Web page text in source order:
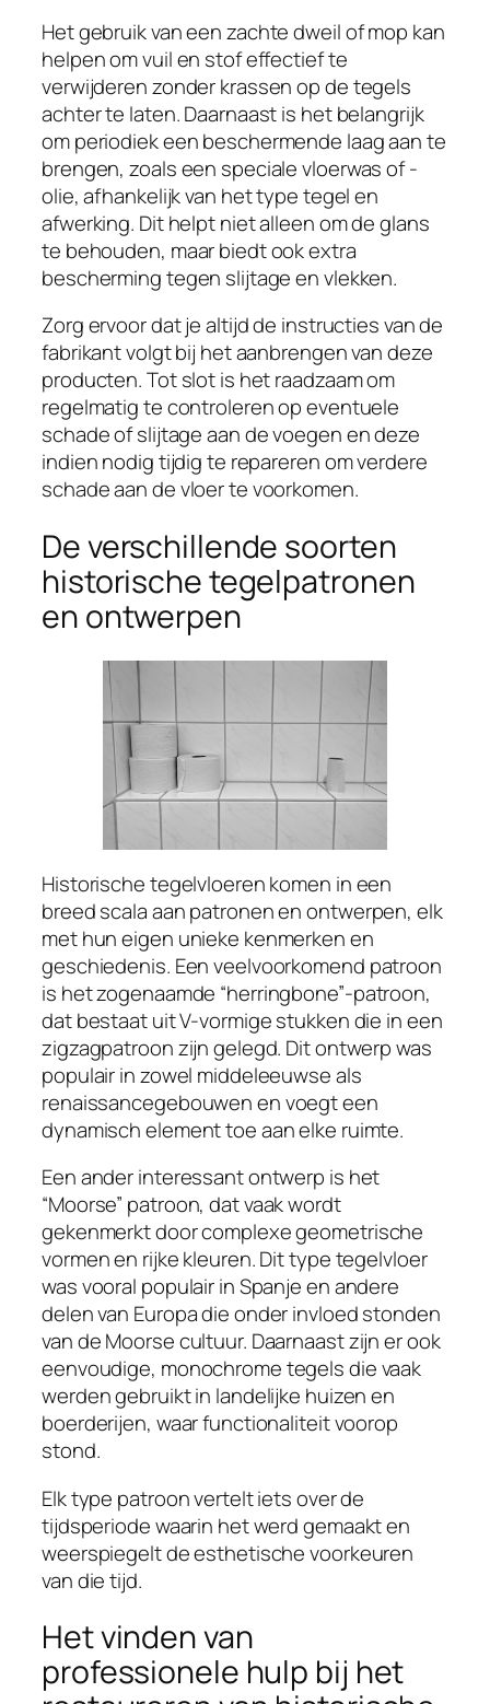
Het gebruik van een zachte dweil of mop kan
helpen om vuil en stof effectief te
verwijderen zonder krassen op de tegels
achter te laten. Daarnaast is het belangrijk
om periodiek een beschermende laag aan te
brengen, zoals een speciale vloerwas of -
olie, afhankelijk van het type tegel en
afwerking. Dit helpt niet alleen om de glans
te behouden, maar biedt ook extra
bescherming tegen slijtage en vlekken.
Zorg ervoor dat je altijd de instructies van de
fabrikant volgt bij het aanbrengen van deze
producten. Tot slot is het raadzaam om
regelmatig te controleren op eventuele
schade of slijtage aan de voegen en deze
indien nodig tijdig te repareren om verdere
schade aan de vloer te voorkomen.
De verschillende soorten
historische tegelpatronen
en ontwerpen
Historische tegelvloeren komen in een
breed scala aan patronen en ontwerpen, elk
met hun eigen unieke kenmerken en
geschiedenis. Een veelvoorkomend patroon
is het zogenaamde “herringbone”-patroon,
dat bestaat uit V-vormige stukken die in een
zigzagpatroon zijn gelegd. Dit ontwerp was
populair in zowel middeleeuwse als
renaissancegebouwen en voegt een
dynamisch element toe aan elke ruimte.
Een ander interessant ontwerp is het
“Moorse” patroon, dat vaak wordt
gekenmerkt door complexe geometrische
vormen en rijke kleuren. Dit type tegelvloer
was vooral populair in Spanje en andere
delen van Europa die onder invloed stonden
van de Moorse cultuur. Daarnaast zijn er ook
eenvoudige, monochrome tegels die vaak
werden gebruikt in landelijke huizen en
boerderijen, waar functionaliteit voorop
stond.
Elk type patroon vertelt iets over de
tijdsperiode waarin het werd gemaakt en
weerspiegelt de esthetische voorkeuren
van die tijd.
Het vinden van
professionele hulp bij het